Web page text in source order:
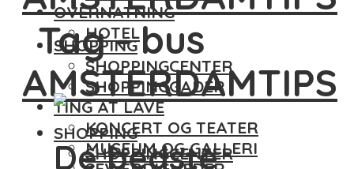
SHOPPING
SHOPPINGCENTER
SHOPPINGGADER
TING AT LAVE
KONCERT OG TEATER
MUSEUM OG GALLERI
OVERNATNING
HOTEL
AMSTERDAMTIPS
SHOPPING
SHOPPINGCENTER
Tag - bus
De bedste